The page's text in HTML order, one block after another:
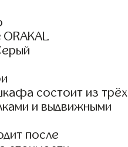
состоит из трёх
и выдвижными
после